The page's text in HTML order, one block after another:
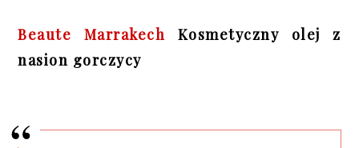
Beaute Marrakech Kosmetyczny olej z
nasion gorczycy